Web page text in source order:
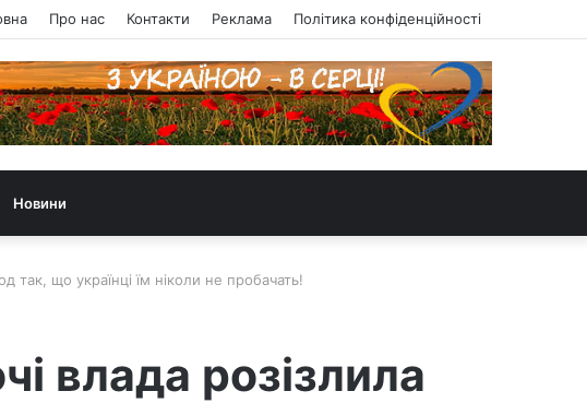
Про нас Контакти Реклама Політика конфіденційності
Новини
так, що українці їм ніколи не пробачать!
влада розізлила